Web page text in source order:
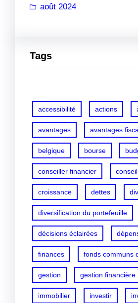
août 2024
Tags
accessibilité actions
avantages avantages
belgique bourse
conseiller financier
croissance dettes
diversification du portefeuille
décisions éclairées
finances fonds communs
gestion gestion financière
immobilier investir